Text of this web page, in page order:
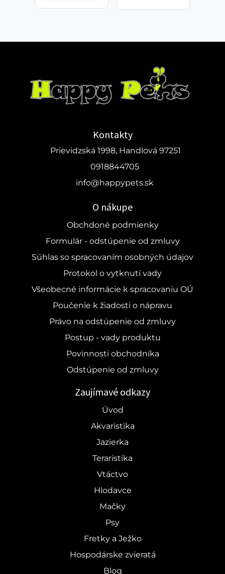
Kontakty
Prievidzská 1998, Handlová 97251
0918844705
info@happypets.sk
O nákupe
Obchdoné podmienky
Formulár - odstúpenie od zmluvy
Súhlas so spracovaním osobných údajov
Protokol o vytknutí vady
Všeobecné informácie k spracovaniu OÚ
Poučenie k žiadosti o nápravu
Právo na odstúpenie od zmluvy
Postup - vady produktu
Povinnosti obchodníka
Odstúpenie od zmluvy
Zaujímavé odkazy
Úvod
Akvaristika
Jazierka
Teraristika
Vtáctvo
Hlodavce
Mačky
Psy
Fretky a Ježko
Hospodárske zvieratá
Blog